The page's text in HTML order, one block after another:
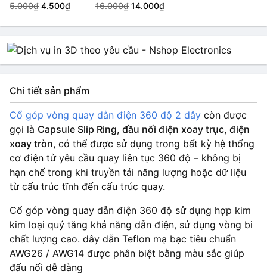
phun sương, máy
10x200 mm
5.000₫ 4.500₫
ABC
16.000₫ 14.000₫
Chi tiết sản phẩm
Cổ góp vòng quay dẫn điện 360 độ 2 dây còn được
gọi là Capsule Slip Ring, đầu nối điện xoay trục, điện
xoay tròn, có thể được sử dụng trong bất kỳ hệ thống
cơ điện tử yêu cầu quay liên tục 360 độ – không bị
hạn chế trong khi truyền tải năng lượng hoặc dữ liệu
từ cấu trúc tĩnh đến cấu trúc quay.
Cổ góp vòng quay dẫn điện 360 độ sử dụng hợp kim
kim loại quý tăng khả năng dẫn điện, sử dụng vòng bi
chất lượng cao. dây dẫn Teflon mạ bạc tiêu chuẩn
AWG26 / AWG14 được phân biệt bằng màu sắc giúp
đấu nối dễ dàng